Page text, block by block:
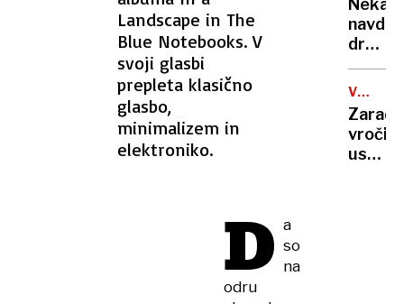
Landscape in The
Blue Notebooks. V
svoji glasbi
prepleta klasično
glasbo,
minimalizem in
elektroniko.
D a
so
na
odru
orožje
za
drugi
nove
viruse
VAL
Zaradi